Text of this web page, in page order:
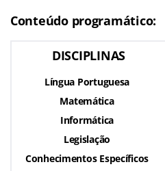
Conteúdo programático:
DISCIPLINAS
Língua Portuguesa
Matemática
Informática
Legislação
Conhecimentos Específicos